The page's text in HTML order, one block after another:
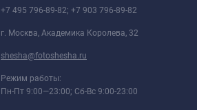
+7 495 796-89-82; +7 903 796-89-82
г. Москва, Академика Королева, 32
shesha@fotoshesha.ru
Режим работы:
Пн-Пт 9:00—23:00; Сб-Вс 9:00-23:00